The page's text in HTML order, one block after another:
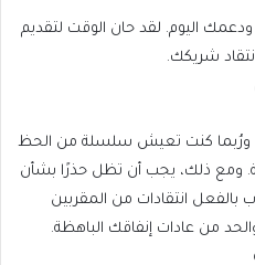
اليوم. لقد حان الوقت لتقديم
شريكك.
ورُبما كنت تعيش سلسلة من الحظ
ومع ذلك، يجب أن تظل حذرًا بشأن
بالفعل انتقادات من المقربين
من عادات إنفاقك الباهظة.